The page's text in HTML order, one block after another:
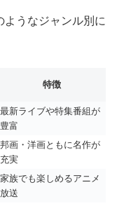
ようなジャンル別に
特徴
最新ライブや特集番組が
豊富
邦画・洋画ともに名作が
充実
家族でも楽しめるアニメ
放送